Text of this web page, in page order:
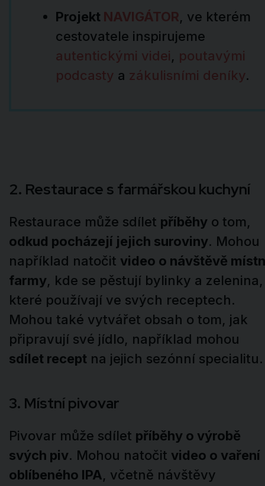
Projekt NAVIGÁTOR, ve kterém
cestovatele inspirujeme
autentickými videi, poutavými
podcasty a zákulisními deníky.
2. Restaurace s farmářskou kuchyní
Restaurace může sdílet příběhy o tom,
odkud pocházejí jejich suroviny. Mohou
například natočit video o návštěvě
farmy, kde se pěstují bylinky a zelenina,
které používají ve svých receptech.
Mohou také vytvářet obsah o tom, jak
připravují své jídlo, například mohou
sdílet recept na jejich sezónní specialitu.
3. Místní pivovar
Pivovar může sdílet příběhy o výrobě
svých piv. Mohou natočit video o vaření
oblíbeného IPA, včetně návštěvy